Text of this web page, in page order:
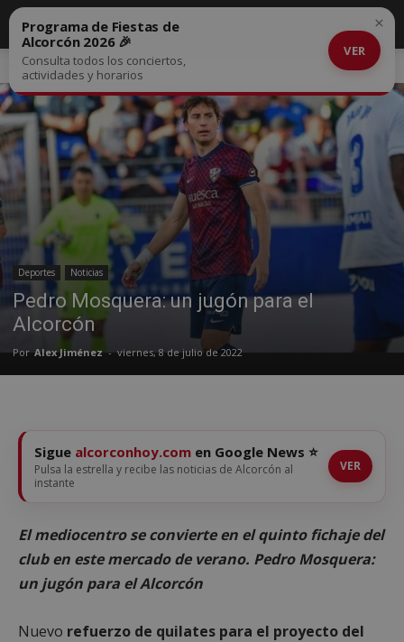
Inicio Deportes
Deportes Noticias
Pedro Mosquera: un jugón para el
Alcorcón
Por Alex Jiménez - viernes, 8 de julio de 2022
Programa de Fiestas de
Alcorcón 2026 🎉
Consulta todos los conciertos,
actividades y horarios
VER
×
Sigue alcorconhoy.com en Google News ⭐
Pulsa la estrella y recibe las noticias de Alcorcón al
instante
VER
El mediocentro se convierte en el quinto fichaje del
club en este mercado de verano. Pedro Mosquera:
un jugón para el Alcorcón
Nuevo refuerzo de quilates para el proyecto del